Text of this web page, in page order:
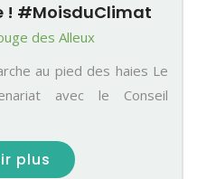
! #MoisduClimat
des Alleux
au pied des haies Le
avec le Conseil
plus